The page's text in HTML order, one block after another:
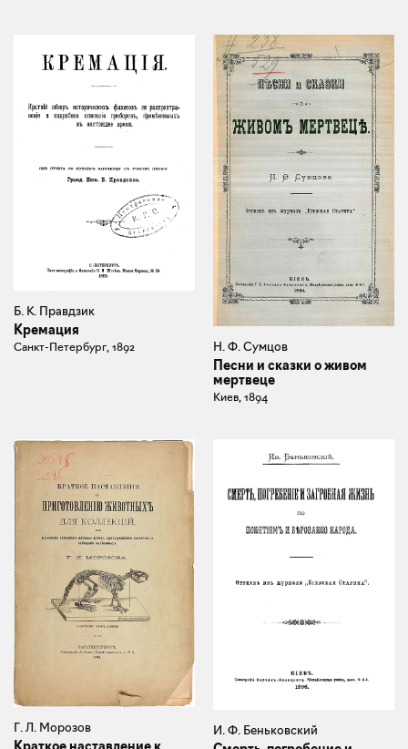
Б. К. Правдзик
Кремация
Санкт-Петербург, 1892 Н. Ф. Сумцов
Песни и сказки о живом
мертвеце
Киев, 1894
Г. Л. Морозов И. Ф. Беньковский